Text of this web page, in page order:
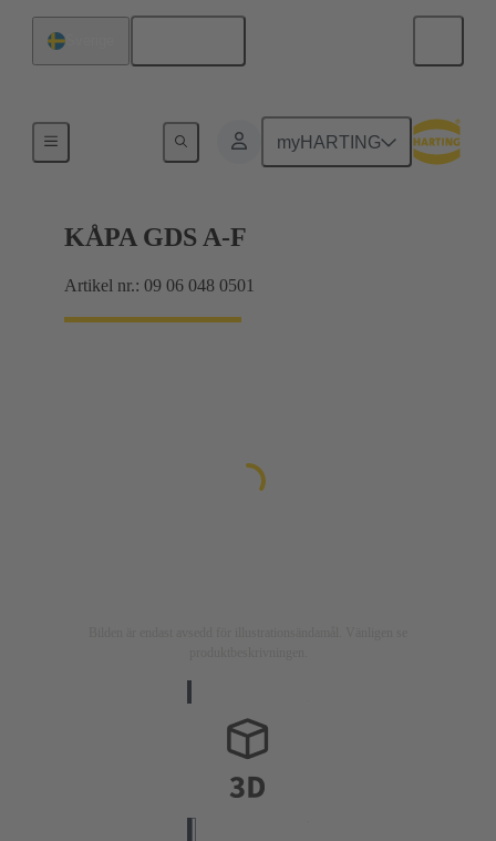
myHARTING
KÅPA GDS A-F
Artikel nr.: 09 06 048 0501